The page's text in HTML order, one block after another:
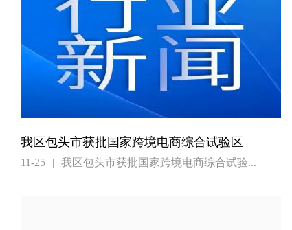
我区包头市获批国家跨境电商综合试验区
11-25 | 我区包头市获批国家跨境电商综合试验...